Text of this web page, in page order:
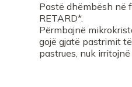
Pastë dhëmbësh në
RETARD*.
Përmbajnë
gojë gjatë pastrimit
pastrues, nuk